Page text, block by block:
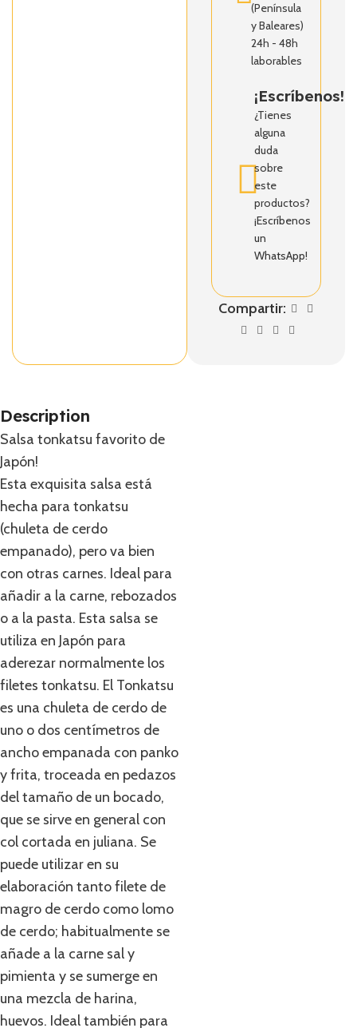
(Península
y Baleares)
24h - 48h
laborables
¡Escríbenos!
¿Tienes
alguna
duda
sobre
este
productos?
¡Escríbenos
un
WhatsApp!
Compartir:
Description
Salsa tonkatsu favorito de
Japón!
Esta exquisita salsa está
hecha para tonkatsu
(chuleta de cerdo
empanado), pero va bien
con otras carnes. Ideal para
añadir a la carne, rebozados
o a la pasta. Esta salsa se
utiliza en Japón para
aderezar normalmente los
filetes tonkatsu. El Tonkatsu
es una chuleta de cerdo de
uno o dos centímetros de
ancho empanada con panko
y frita, troceada en pedazos
del tamaño de un bocado,
que se sirve en general con
col cortada en juliana. Se
puede utilizar en su
elaboración tanto filete de
magro de cerdo como lomo
de cerdo; habitualmente se
añade a la carne sal y
pimienta y se sumerge en
una mezcla de harina,
huevos. Ideal también para